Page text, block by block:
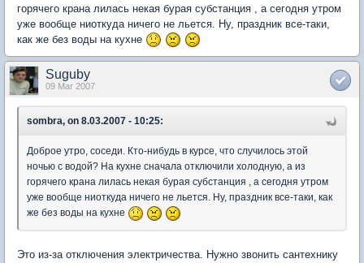
горячего крана лилась некая бурая субстанция , а сегодня утром
уже вообще ниоткуда ничего не льется. Ну, праздник все-таки,
как же без воды на кухне
Suguby
09 Mar 2007
sombra, on 8.03.2007 - 10:25:
Доброе утро, соседи. Кто-нибудь в курсе, что случилось этой
ночью с водой? На кухне сначала отключили холодную, а из
горячего крана лилась некая бурая субстанция , а сегодня утром
уже вообще ниоткуда ничего не льется. Ну, праздник все-таки, как
же без воды на кухне
Это из-за отключения электричества. Нужно звонить сантехнику